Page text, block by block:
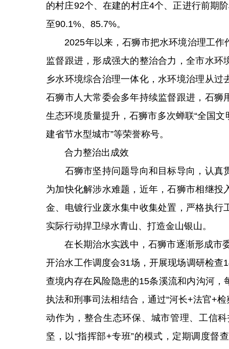
的村庄92个、在建的村庄4个、正进行前期
至90.1%、85.7%。
2025年以来，石狮市把水环境治理工作
监督跟进，形成强大的整治合力，全市水
乡水环境综合治理一体化，水环境治理从
石狮市人大常委会多年持续监督跟进，石
生态环境质量提升，石狮市多次蝉联“全国文
建省节水型城市”等荣誉称号。
合力整治出成效
石狮市坚持问题导向和目标导向，认真
为加快化解涉水难题，近年，石狮市相继
金、电镀行业废水集中收集处置，严格执
实际行动捍卫绿水青山、打造金山银山。
在长期治水实践中，石狮市逐渐形成市
开治水工作调度会31场，开展现场调研检
查境内存在风险隐患的15条溪流和内沟河
执法和刑事司法相结合，通过“河长+法官+
动作为，整合生态环保、城市管理、工信
坚，以“指挥部+专班”的模式，定期调度督